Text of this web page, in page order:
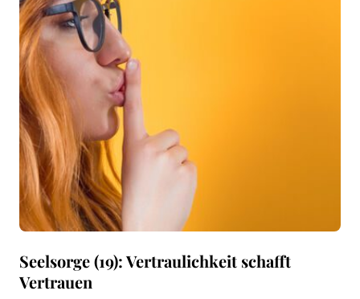
Seelsorge (19): Vertraulichkeit schafft
Vertrauen